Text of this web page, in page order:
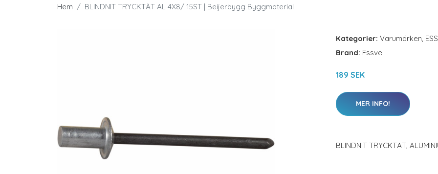
Hem BLINDNIT TRYCKTÄT AL 4X8/ 15ST | Beijerbygg Byggmaterial
Kategorier: Varumärken,
Brand: Essve
189 SEK
MER INFO!
BLINDNIT TRYCKTÄT,